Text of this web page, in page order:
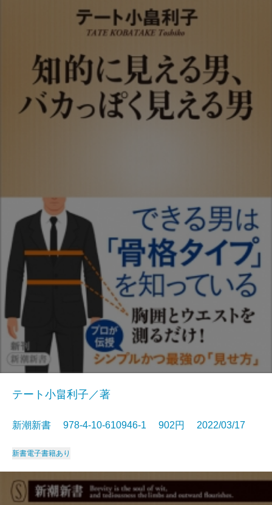
テート小畠利子／著
新潮新書 978-4-10-610946-1 902円 2022/03/17
新書電子書籍あり